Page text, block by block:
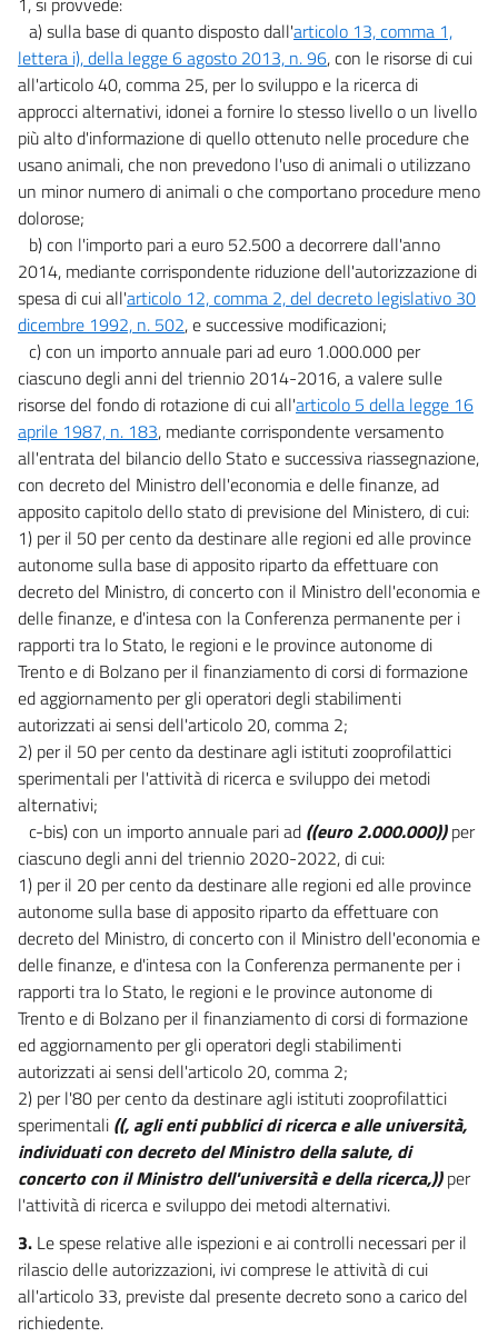
20
21
22
23
24
25
26
27
28
29
30
31
32
33
34
35
Capo V
MISURE PER EVITARE DUPLICAZIONI E APPROCCI ALTERNATIVI
36
37
38
Capo VI
DISPOSIZIONI FINALI
39
40
41
42
Allegati
Allegato I
Allegato I
Allegato II
Allegato II
Allegato III
Allegato III
Allegato IV
Allegato IV
Allegato V
Allegato V
a) sulla base di quanto disposto dall'articolo 13, comma 1,
lettera i), della legge 6 agosto 2013, n. 96, con le risorse di cui
all'articolo 40, comma 25, per lo sviluppo e la ricerca di
approcci alternativi, idonei a fornire lo stesso livello o un livello
più alto d'informazione di quello ottenuto nelle procedure che
usano animali, che non prevedono l'uso di animali o utilizzano
un minor numero di animali o che comportano procedure meno
dolorose;
b) con l'importo pari a euro 52.500 a decorrere dall'anno
2014, mediante corrispondente riduzione dell'autorizzazione di
spesa di cui all'articolo 12, comma 2, del decreto legislativo 30
dicembre 1992, n. 502, e successive modificazioni;
c) con un importo annuale pari ad euro 1.000.000 per
ciascuno degli anni del triennio 2014-2016, a valere sulle
risorse del fondo di rotazione di cui all'articolo 5 della legge 16
aprile 1987, n. 183, mediante corrispondente versamento
all'entrata del bilancio dello Stato e successiva riassegnazione,
con decreto del Ministro dell'economia e delle finanze, ad
apposito capitolo dello stato di previsione del Ministero, di cui:
1) per il 50 per cento da destinare alle regioni ed alle province
autonome sulla base di apposito riparto da effettuare con
decreto del Ministro, di concerto con il Ministro dell'economia e
delle finanze, e d'intesa con la Conferenza permanente per i
rapporti tra lo Stato, le regioni e le province autonome di
Trento e di Bolzano per il finanziamento di corsi di formazione
ed aggiornamento per gli operatori degli stabilimenti
autorizzati ai sensi dell'articolo 20, comma 2;
2) per il 50 per cento da destinare agli istituti zooprofilattici
sperimentali per l'attività di ricerca e sviluppo dei metodi
alternativi;
c-bis) con un importo annuale pari ad ((euro 2.000.000))per
ciascuno degli anni del triennio 2020-2022, di cui:
1) per il 20 per cento da destinare alle regioni ed alle province
autonome sulla base di apposito riparto da effettuare con
decreto del Ministro, di concerto con il Ministro dell'economia e
delle finanze, e d'intesa con la Conferenza permanente per i
rapporti tra lo Stato, le regioni e le province autonome di
Trento e di Bolzano per il finanziamento di corsi di formazione
ed aggiornamento per gli operatori degli stabilimenti
autorizzati ai sensi dell'articolo 20, comma 2;
2) per l'80 per cento da destinare agli istituti zooprofilattici
sperimentali ((, agli enti pubblici di ricerca e alle università,
individuati con decreto del Ministro della salute, di
concerto con il Ministro dell'università e della ricerca,))per
l'attività di ricerca e sviluppo dei metodi alternativi.
3. Le spese relative alle ispezioni e ai controlli necessari per il
rilascio delle autorizzazioni, ivi comprese le attività di cui
all'articolo 33, previste dal presente decreto sono a carico del
richiedente.